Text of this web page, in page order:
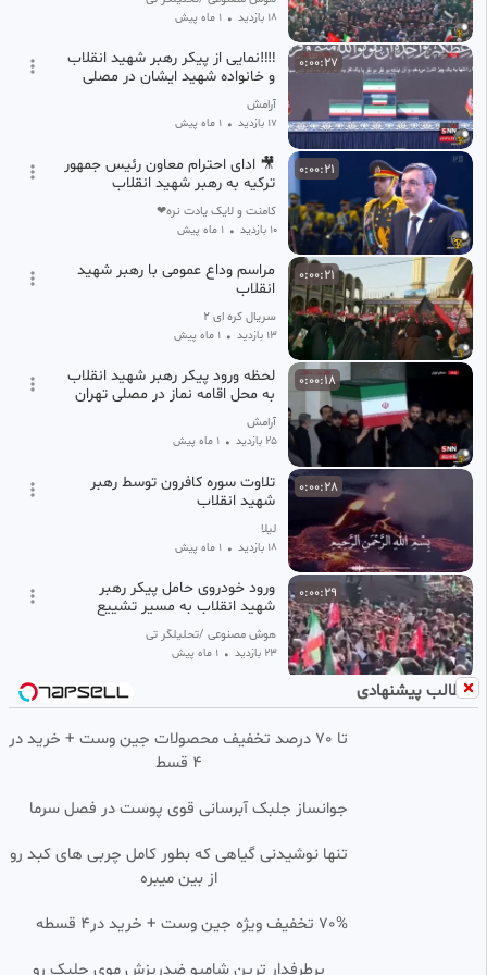
18 بازدید • 1 ماه پیش
0:00:27
‼️‼️نمایی از پیکر رهبر شهید انقلاب
و خانواده شهید ایشان در مصلی
تهران @khabarfarda_ir
آرامش
17 بازدید • 1 ماه پیش
0:00:21
🎥 ادای احترام معاون رئیس جمهور
ترکیه به رهبر شهید انقلاب
کامنت و لایک یادت نره❤
10 بازدید • 1 ماه پیش
0:00:21
مراسم وداع عمومی با رهبر شهید
انقلاب
سریال کره ای ۲
13 بازدید • 1 ماه پیش
0:00:18
لحظه ورود پیکر رهبر شهید انقلاب
به محل اقامه نماز در مصلی تهران
آرامش
25 بازدید • 1 ماه پیش
0:00:28
تلاوت سوره کافرون توسط رهبر
شهید انقلاب
لیلا
18 بازدید • 1 ماه پیش
0:00:29
ورود خودروی حامل پیکر رهبر
شهید انقلاب به مسیر تشییع
هوش مصنوعی /تحلیلگر تی وی
23 بازدید • 1 ماه پیش
ورود خودروی حامل پیکر رهبر
شهید انقلاب به مسیر تشییع
هوش مصنوعی /تحلیلگر تی وی
لحظه ورود پیکر رهبر شهید انقلاب
به محل اقامه نماز در مصلی تهران
آرامش
25 بازدید 1 ماه پیش
و خانواده شهید ایشان در مصلی
مطالب پیشنهادی
تا 70 درصد تخفیف محصولات جین وست + خرید در
4 قسط
جوانساز جلبک آبرسانی قوی پوست در فصل سرما
تنها نوشیدنی گیاهی که بطور کامل چربی های کبد رو
از بین میبره
70% تخفیف ویژه جین وست + خرید در4 قسطه
پرطرفدار ترین شامپو ضدریزش موی جلبک رو